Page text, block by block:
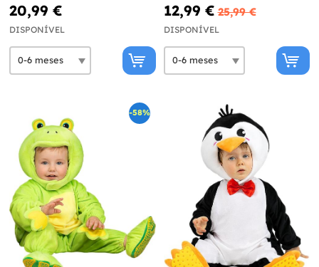
20,99 €
DISPONÍVEL
12,99 € 25,99 €
DISPONÍVEL
-58%